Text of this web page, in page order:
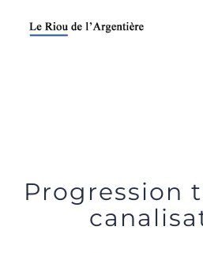
Progression